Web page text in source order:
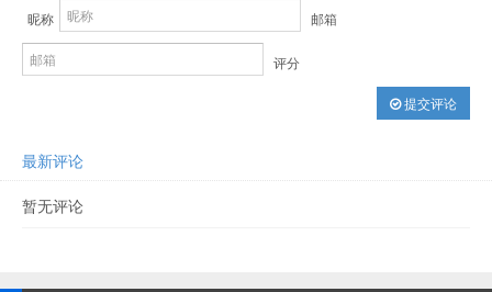
昵称 邮箱
评分
提交评论
最新评论
暂无评论